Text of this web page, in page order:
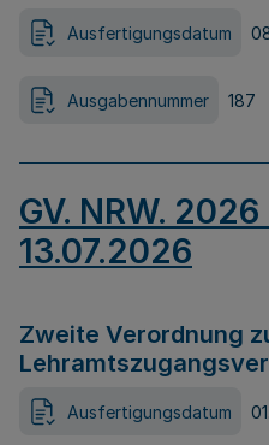
Ausfertigungsdatum
Ausgabennummer 187
GV. NRW.
13.07.2026
Zweite Verordnung
Ausfertigungsdatum